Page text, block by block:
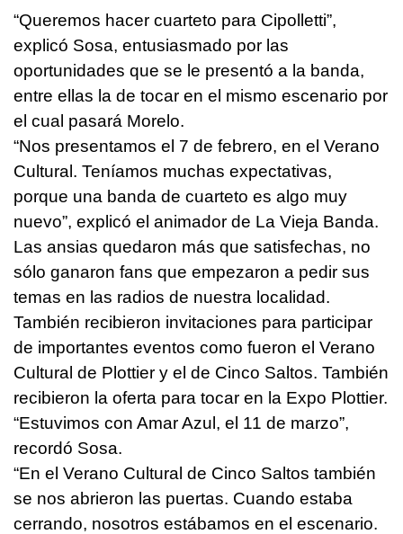
“Queremos hacer cuarteto para Cipolletti”,
explicó Sosa, entusiasmado por las
oportunidades que se le presentó a la banda,
entre ellas la de tocar en el mismo escenario por
el cual pasará Morelo.
“Nos presentamos el 7 de febrero, en el Verano
Cultural. Teníamos muchas expectativas,
porque una banda de cuarteto es algo muy
nuevo”, explicó el animador de La Vieja Banda.
Las ansias quedaron más que satisfechas, no
sólo ganaron fans que empezaron a pedir sus
temas en las radios de nuestra localidad.
También recibieron invitaciones para participar
de importantes eventos como fueron el Verano
Cultural de Plottier y el de Cinco Saltos. También
recibieron la oferta para tocar en la Expo Plottier.
“Estuvimos con Amar Azul, el 11 de marzo”,
recordó Sosa.
“En el Verano Cultural de Cinco Saltos también
se nos abrieron las puertas. Cuando estaba
cerrando, nosotros estábamos en el escenario.